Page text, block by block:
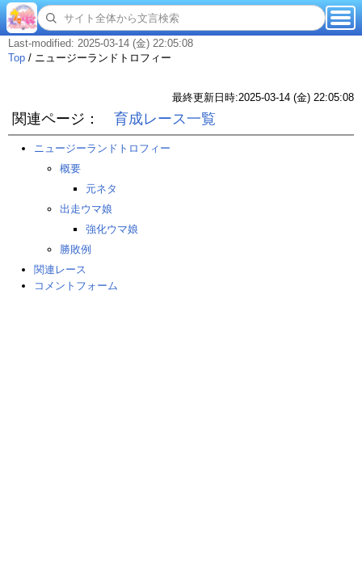
Last-modified: 2025-03-14 (金) 22:05:08
Top / ニュージーランドトロフィー
最終更新日時:2025-03-14 (金) 22:05:08
関連ページ： 育成レース一覧
ニュージーランドトロフィー
概要
元ネタ
出走ウマ娘
強化ウマ娘
勝敗例
関連レース
コメントフォーム